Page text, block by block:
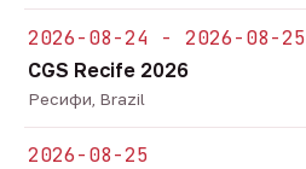
2026-08-24 - 2026-08-25
CGS Recife 2026
Ресифи, Brazil
2026-08-25